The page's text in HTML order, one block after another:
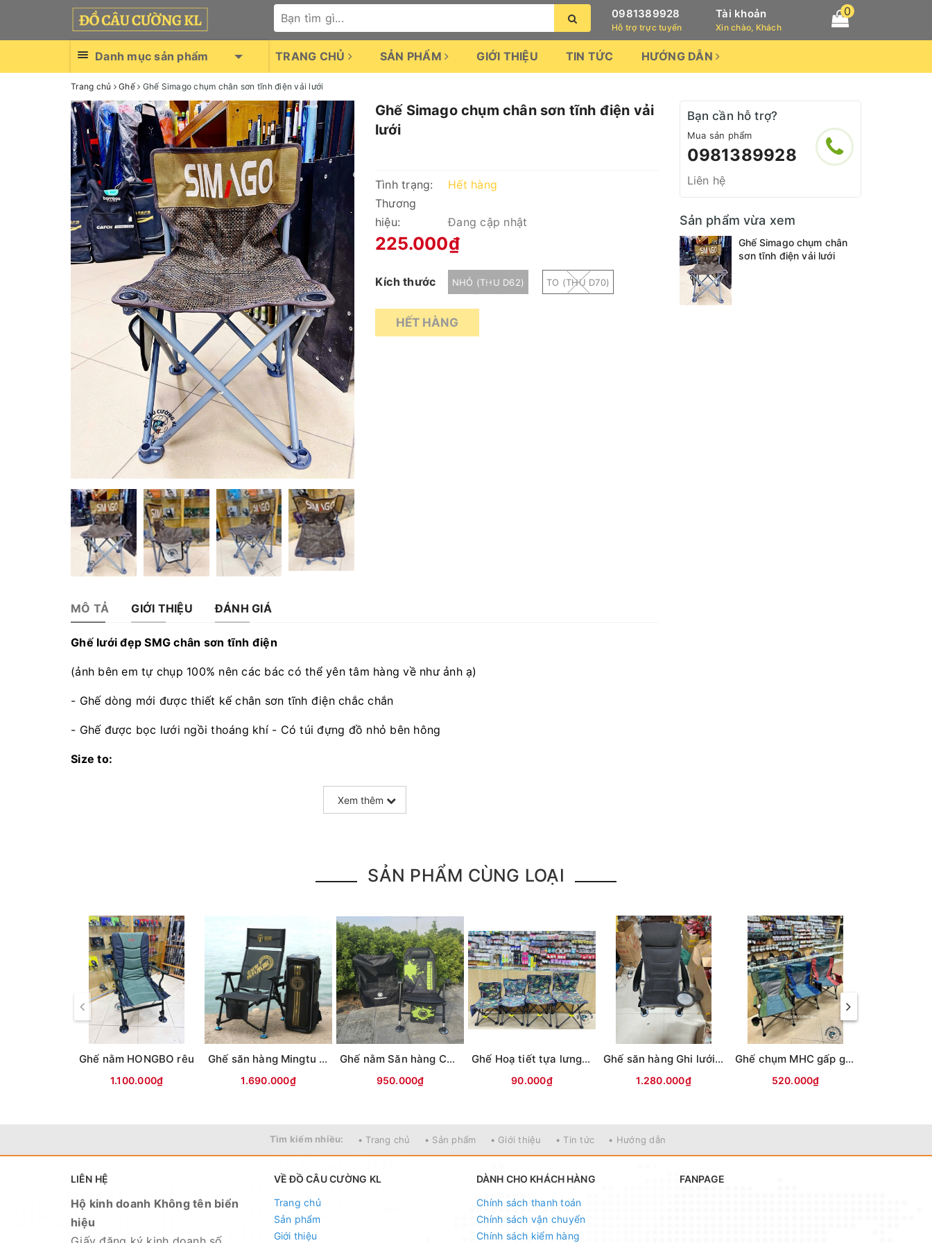
0981389928
Hỗ trợ trực tuyến
Tài khoản
Xin chào, Khách
0
Danh mục sản phẩm TRANG CHỦ SẢN PHẨM GIỚI THIỆU TIN TỨC HƯỚNG DẪN
Trang chủ Ghế Ghế Simago chụm chân sơn tĩnh điện vải lưới
Ghế Simago chụm chân sơn tĩnh điện vải
lưới
Tình trạng:
Hết hàng
Thương
hiệu:
Đang cập nhật
225.000₫
Kích thước NHỎ (THU D62) TO (THU D70)
HẾT HÀNG
MÔ TẢ GIỚI THIỆU ĐÁNH GIÁ
Ghế lưới đẹp SMG chân sơn tĩnh điện
(ảnh bên em tự chụp 100% nên các bác có thể yên tâm hàng về như ảnh ạ)
- Ghế dòng mới được thiết kế chân sơn tĩnh điện chắc chắn
- Ghế được bọc lưới ngồi thoáng khí - Có túi đựng đồ nhỏ bên hông
Size to:
Size nhỏ:
- Thu gọn: 62x12cm
- Khi mở ra: 62x40cm
- Lưng ghế cao: 30cm
- Từ mặt ngồi xuống chân ghế: 32cm
- Mặt ghế: 37x37cm
Xem thêm
Bạn cần hỗ trợ?
Mua sản phẩm
0981389928
Liên hệ
Sản phẩm vừa xem
Ghế Simago chụm chân
sơn tĩnh điện vải lưới
SẢN PHẨM CÙNG LOẠI
Ghế nằm HONGBO rêu
1.100.000₫
Ghế săn hàng Mingtu chính hãng (kèm Balo da)
1.690.000₫
Ghế nằm Săn hàng Chương trâu (không phụ kiện)
950.000₫
Ghế Hoạ tiết tựa lưng (có chỗ cắm chống cần)
90.000₫
Ghế săn hàng Ghi lưới (đủ phụ kiện)
1.280.000₫
Ghế chụm MHC gấp gọn lưng pha lưới
520.000₫
Tìm kiếm nhiều: • Trang chủ • Sản phẩm • Giới thiệu • Tin tức • Hướng dẫn
LIÊN HỆ
Hộ kinh doanh Không tên biển
hiệu
VỀ ĐỒ CÂU CƯỜNG KL
Trang chủ
Sản phẩm
Giới thiệu
DÀNH CHO KHÁCH HÀNG
Chính sách thanh toán
Chính sách vận chuyển
Chính sách kiểm hàng
FANPAGE